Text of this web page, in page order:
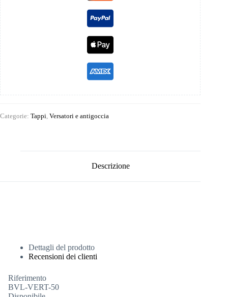
Categorie: Tappi Versatori e antigoccia
Descrizione
Dettagli del prodotto
Recensioni dei clienti
Riferimento
BVL-VERT-50